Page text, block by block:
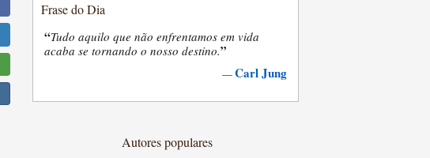
Frase do Dia
“Tudo aquilo que não enfrentamos em vida
acaba se tornando o nosso destino.”
—Carl Jung
Autores populares